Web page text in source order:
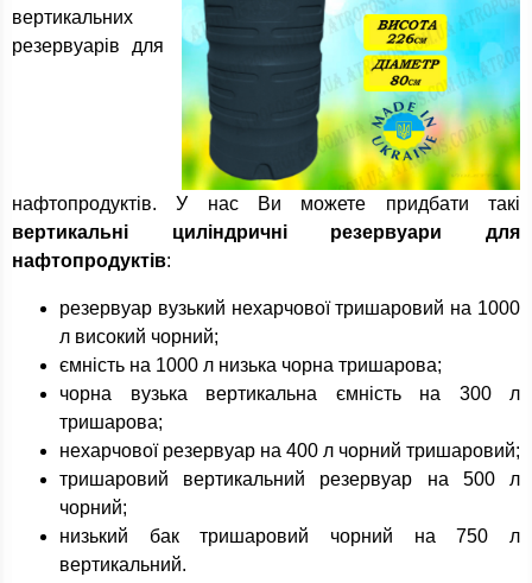
вертикальних
резервуарів для
нафтопродуктів. У нас Ви можете придбати такі
вертикальні циліндричні резервуари для
нафтопродуктів:
резервуар вузький нехарчової тришаровий на 1000
л високий чорний;
ємність на 1000 л низька чорна тришарова;
чорна вузька вертикальна ємність на 300 л
тришарова;
нехарчової резервуар на 400 л чорний тришаровий;
тришаровий вертикальний резервуар на 500 л
чорний;
низький бак тришаровий чорний на 750 л
вертикальний.